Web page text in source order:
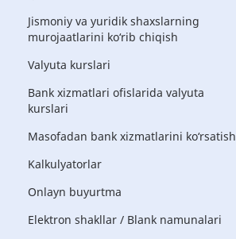
Jismoniy va yuridik shaxslarning
murojaatlarini ko‘rib chiqish
Valyuta kurslari
Bank xizmatlari ofislarida valyuta
kurslari
Masofadan bank xizmatlarini ko‘rsatish
Kalkulyatorlar
Onlayn buyurtma
Elektron shakllar / Blank namunalari